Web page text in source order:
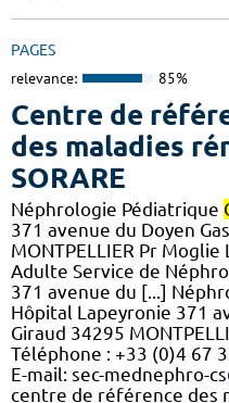
PAGES
relevance: 85%
Centre de
des maladies
SORARE
Néphrologie Pédiatrique
371 avenue du Doyen
MONTPELLIER Pr
Adulte Service de
371 avenue du [...]
Hôpital Lapeyronie 371
Giraud 34295
Téléphone : +33 (0)4 67
E-mail: sec-mednephro-
centre de référence des